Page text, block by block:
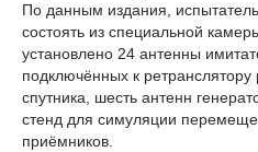
По данным издания,
состоять из специальной
установлено 24 антенны
подключённых к ретранслятору
спутника, шесть антенн
стенд для симуляции
приёмников.